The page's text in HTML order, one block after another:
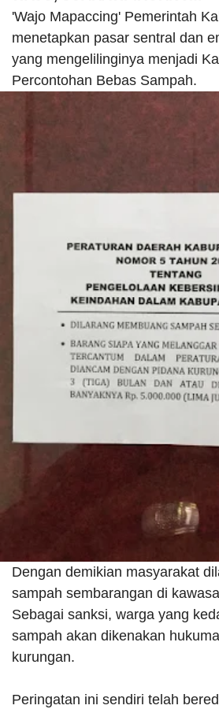
'Wajo Mapaccing' Pemerintah
menetapkan pasar sentral dan
yang mengelilinginya menjadi
Percontohan Bebas Sampah.
Dengan demikian masyarakat
sampah sembarangan di
Sebagai sanksi, warga yang
sampah akan dikenakan
kurungan.
Peringatan ini sendiri telah